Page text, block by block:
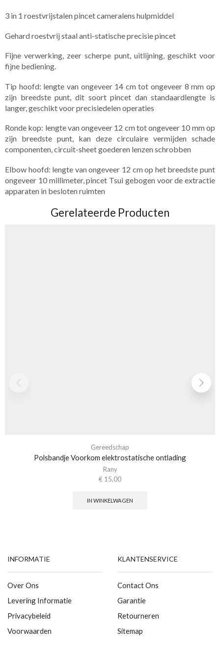
3 in 1 roestvrijstalen pincet cameralens hulpmiddel
Gehard roestvrij staal anti-statische precisie pincet
Fijne verwerking, zeer scherpe punt, uitlijning, geschikt voor
fijne bediening.
Tip hoofd: lengte van ongeveer 14 cm tot ongeveer 8 mm op
zijn breedste punt, dit soort pincet dan standaardlengte is
langer, geschikt voor precisiedelen operaties
Ronde kop: lengte van ongeveer 12 cm tot ongeveer 10 mm op
zijn breedste punt, kan deze circulaire vermijden schade
componenten, circuit-sheet goederen lenzen schrobben
Elbow hoofd: lengte van ongeveer 12 cm op het breedste punt
ongeveer 10 millimeter, pincet Tsui gebogen voor de extractie
apparaten in besloten ruimten
Gerelateerde Producten
Gereedschap
Polsbandje Voorkom elektrostatische ontlading
Rany
€ 15,00
IN WINKELWAGEN
INFORMATIE
Over Ons
Levering Informatie
Privacybeleid
Voorwaarden
KLANTENSERVICE
Contact Ons
Garantie
Retourneren
Sitemap